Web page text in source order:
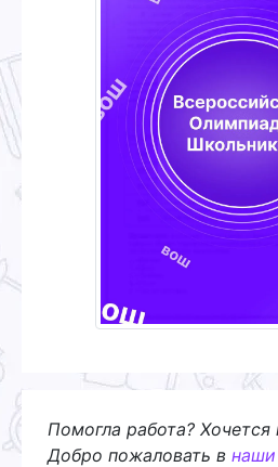
Помогла работа? Хочется
Добро пожаловать в